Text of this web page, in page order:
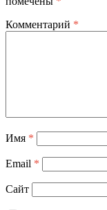
Комментарий *
Имя *
Email *
Сайт